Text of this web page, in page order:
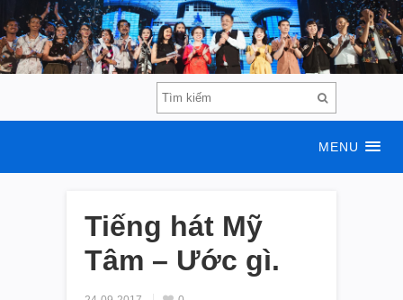
MENU
Tiếng hát Mỹ
Tâm – Ước gì.